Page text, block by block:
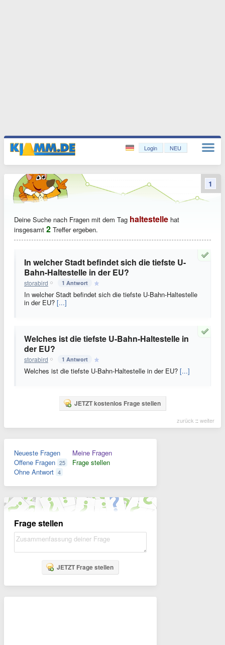
Login NEU
Deine Suche nach Fragen mit dem Tag haltestelle hat
insgesamt 2 Treffer ergeben.
In welcher Stadt befindet sich die tiefste U-
Bahn-Haltestelle in der EU?
storabird 1 Antwort
In welcher Stadt befindet sich die tiefste U-Bahn-Haltestelle
in der EU? [...]
Welches ist die tiefste U-Bahn-Haltestelle in
der EU?
storabird 1 Antwort
Welches ist die tiefste U-Bahn-Haltestelle in der EU? [...]
JETZT kostenlos Frage stellen
zurück :: weiter
1
Neueste Fragen
Offene Fragen 25
Ohne Antwort 4
Meine Fragen
Frage stellen
Frage stellen
JETZT Frage stellen